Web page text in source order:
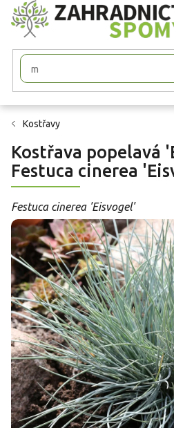
Přejít
na
obsah
Kostřavy
Kostřava popelavá
Festuca cinerea
Festuca cinerea 'Eisvogel'